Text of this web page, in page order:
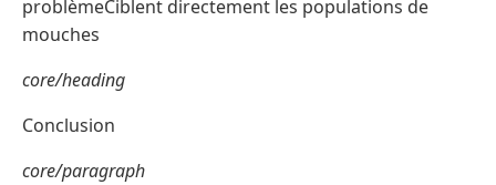
problèmeCiblent directement les populations de
mouches
core/heading
Conclusion
core/paragraph